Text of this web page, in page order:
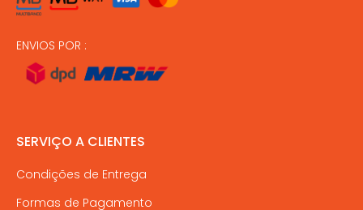
ENVIOS POR :
SERVIÇO A CLIENTES
Condições de Entrega
Formas de Pagamento